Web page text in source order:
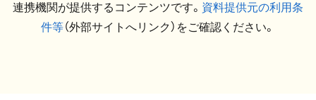
連携機関が提供するコンテンツです。 資料提供元の利用条
件等（外部サイトへリンク）をご確認ください。